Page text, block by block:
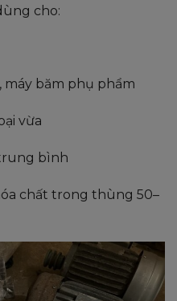
cho:
máy băm phụ phẩm
vừa
bình
chất trong thùng 50–